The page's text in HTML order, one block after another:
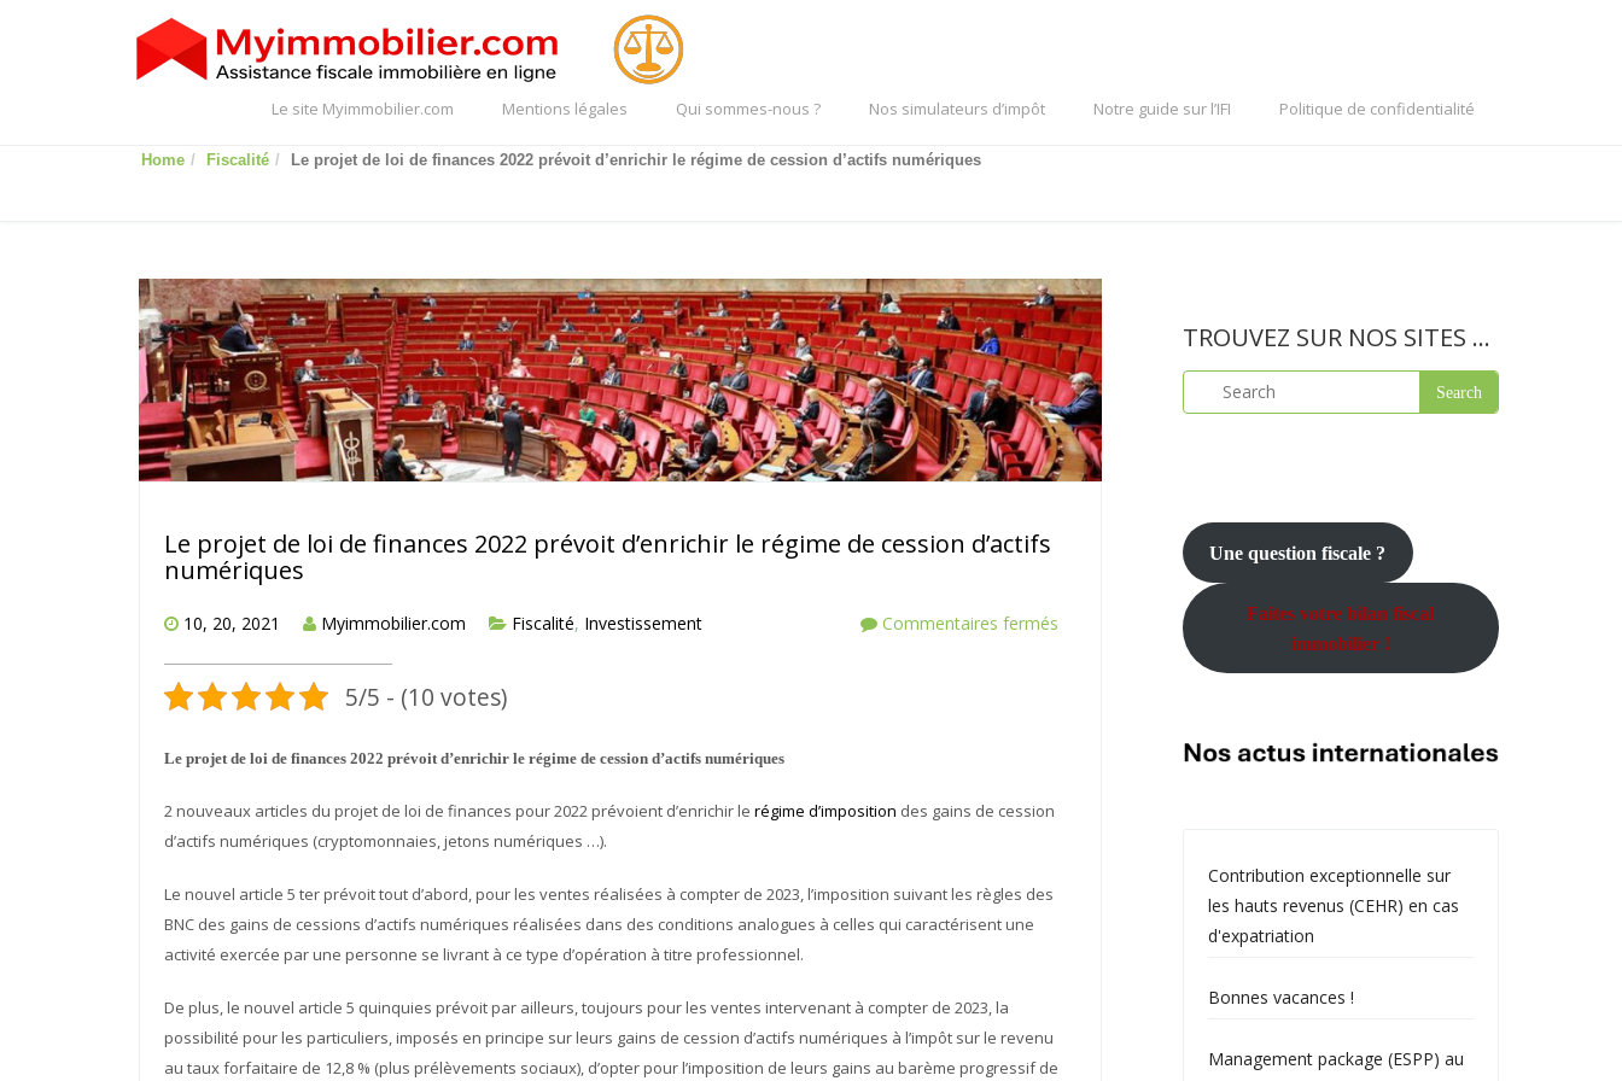
Le site Myimmobilier.com Mentions légales Qui sommes-nous ? Nos simulateurs d’impôt Notre guide sur l’IFI Politique de confidentialité
Home Fiscalité Le projet de loi de finances 2022 prévoit d’enrichir le régime de cession d’actifs numériques
Le projet de loi de finances 2022 prévoit d’enrichir le régime de cession d’actifs
numériques
10, 20, 2021 Myimmobilier.com Fiscalité, Investissement Commentaires fermés
5/5 - (10 votes)
Le projet de loi de finances 2022 prévoit d’enrichir le régime de cession d’actifs numériques
2 nouveaux articles du projet de loi de finances pour 2022 prévoient d’enrichir le régime d’imposition des gains de cession
d’actifs numériques (cryptomonnaies, jetons numériques …).
Le nouvel article 5 ter prévoit tout d’abord, pour les ventes réalisées à compter de 2023, l’imposition suivant les règles des
BNC des gains de cessions d’actifs numériques réalisées dans des conditions analogues à celles qui caractérisent une
activité exercée par une personne se livrant à ce type d’opération à titre professionnel.
De plus, le nouvel article 5 quinquies prévoit par ailleurs, toujours pour les ventes intervenant à compter de 2023, la
possibilité pour les particuliers, imposés en principe sur leurs gains de cession d’actifs numériques à l’impôt sur le revenu
au taux forfaitaire de 12,8 % (plus prélèvements sociaux), d’opter pour l’imposition de leurs gains au barème progressif de
TROUVEZ SUR NOS SITES …
Une question fiscale ?
Faites votre bilan fiscal
immobilier !
Contribution exceptionnelle sur
les hauts revenus (CEHR) en cas
d'expatriation
Bonnes vacances !
Management package (ESPP) au